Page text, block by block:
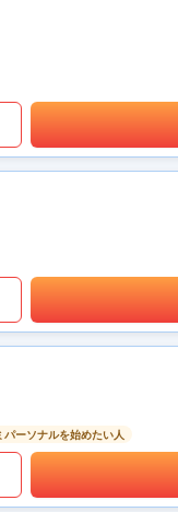
パーソナルを始めたい人